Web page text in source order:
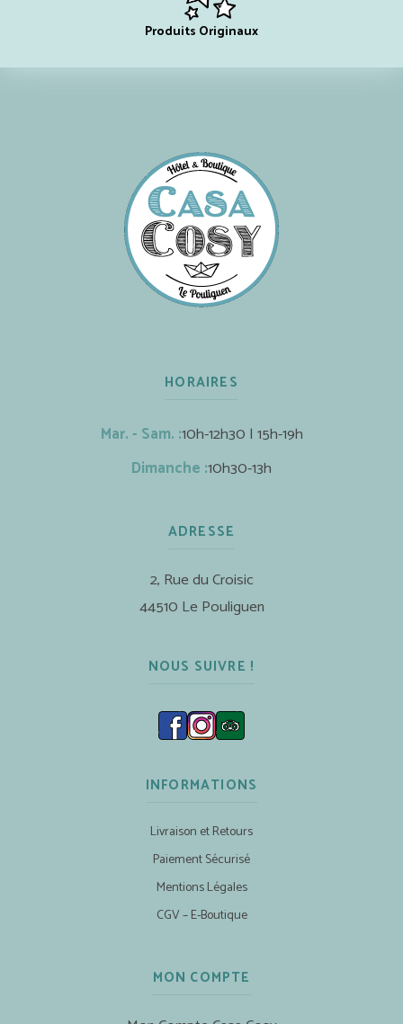
Produits Originaux
HORAIRES
Mar. - Sam. :10h-12h30 | 15h-19h
Dimanche :10h30-13h
ADRESSE
2, Rue du Croisic
44510 Le Pouliguen
NOUS SUIVRE !
INFORMATIONS
Livraison et Retours
Paiement Sécurisé
Mentions Légales
CGV – E-Boutique
MON COMPTE